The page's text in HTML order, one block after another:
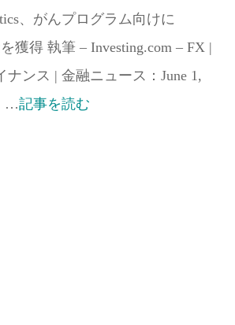
、がんプログラム向けに
獲得 執筆 – Investing.com – FX |
ナンス | 金融ニュース：June 1,
…記事を読む